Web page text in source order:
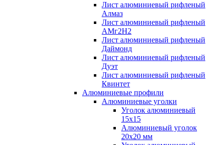
Лист алюминиевый рифленый
Алмаз
Лист алюминиевый рифленый
АМг2Н2
Лист алюминиевый рифленый
Даймонд
Лист алюминиевый рифленый
Дуэт
Лист алюминиевый рифленый
Квинтет
Алюминиевые профили
Алюминиевые уголки
Уголок алюминиевый
15х15
Алюминиевый уголок
20х20 мм